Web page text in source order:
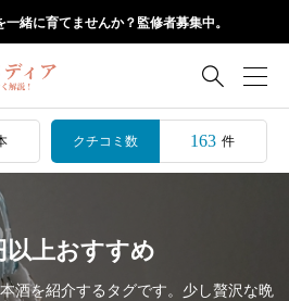
緒に育てませんか？監修者募集中。

クチコミ数 163 件
以上おすすめ
酒を紹介するタグです。少し贅沢な晩